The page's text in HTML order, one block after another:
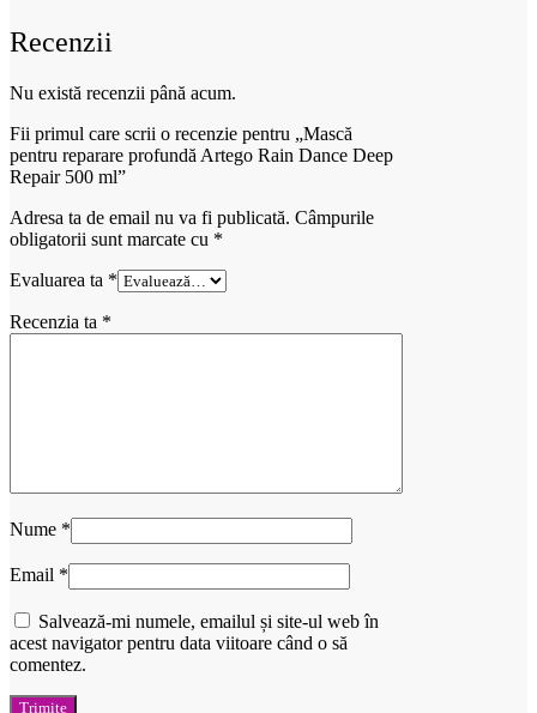
Recenzii
Nu există recenzii până acum.
Fii primul care scrii o recenzie pentru „Mască
pentru reparare profundă Artego Rain Dance Deep
Repair 500 ml”
Adresa ta de email nu va fi publicată. Câmpurile
obligatorii sunt marcate cu *
Evaluarea ta *
Recenzia ta *
Nume *
Email *
Salvează-mi numele, emailul și site-ul web în
acest navigator pentru data viitoare când o să
comentez.